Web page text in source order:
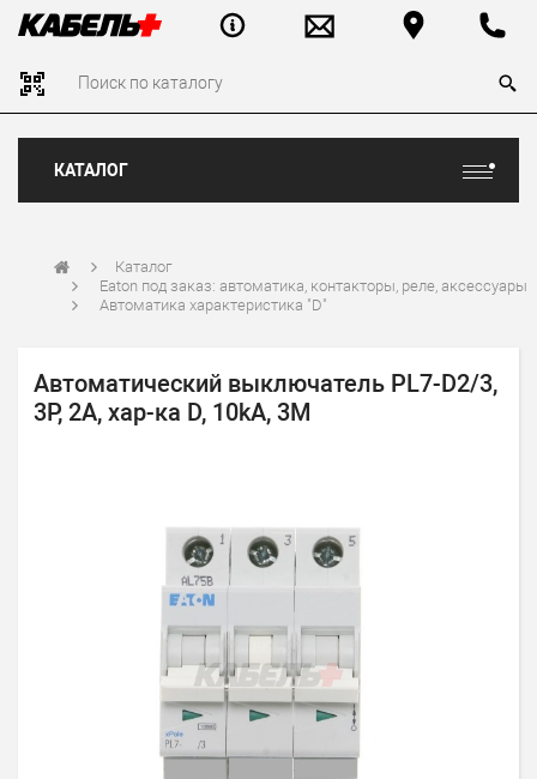
КАТАЛОГ
Каталог
Eaton под заказ: автоматика, контакторы, реле, аксессуары
Автоматика характеристика "D"
Автоматический выключатель PL7-D2/3,
3P, 2A, хар-ка D, 10kA, 3M